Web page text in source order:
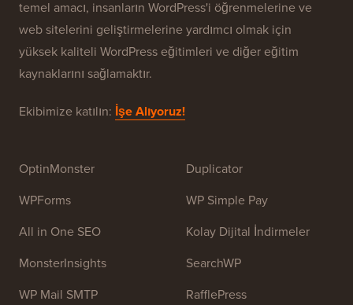
temel amacı, insanların WordPress'i öğrenmelerine ve
web sitelerini geliştirmelerine yardımcı olmak için
yüksek kaliteli WordPress eğitimleri ve diğer eğitim
kaynaklarını sağlamaktır.
Ekibimize katılın: İşe Alıyoruz!
OptinMonster
WPForms
All in One SEO
MonsterInsights
WP Mail SMTP
Duplicator
WP Simple Pay
Kolay Dijital İndirmeler
SearchWP
RafflePress